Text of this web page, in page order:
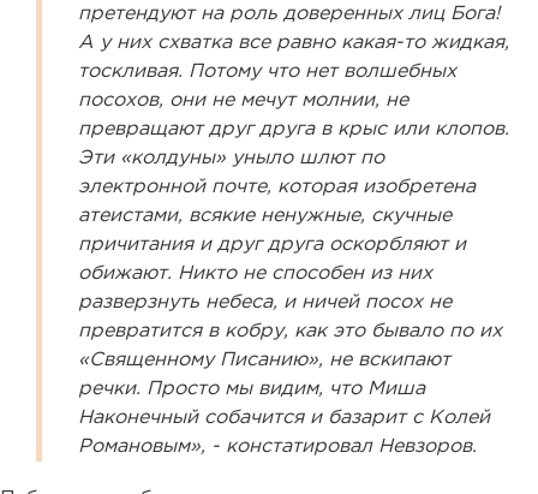
претендуют на роль доверенных лиц Бога!
А у них схватка все равно какая-то жидкая,
тоскливая. Потому что нет волшебных
посохов, они не мечут молнии, не
превращают друг друга в крыс или клопов.
Эти «колдуны» уныло шлют по
электронной почте, которая изобретена
атеистами, всякие ненужные, скучные
причитания и друг друга оскорбляют и
обижают. Никто не способен из них
разверзнуть небеса, и ничей посох не
превратится в кобру, как это бывало по их
«Священному Писанию», не вскипают
речки. Просто мы видим, что Миша
Наконечный собачится и базарит с Колей
Романовым», - констатировал Невзоров.